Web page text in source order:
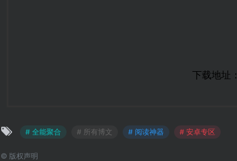
下载地址：
# 全能聚合 # 所有博文 # 阅读神器 # 安卓专区
© 版权声明